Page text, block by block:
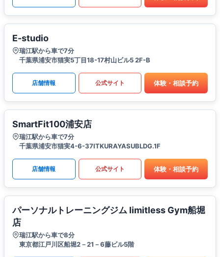
E-studio
瑞江駅から車で7分
千葉県浦安市猫実5丁目18-17村山ビル5 2F-B
店舗情報 公式サイト 体験・相談予約
SmartFit100浦安店
瑞江駅から車で7分
千葉県浦安市猫実4-6-37ITKURAYASUBLDG.1F
店舗情報 公式サイト 体験・相談予約
パーソナルトレーニングジム limitless Gym船堀
店
瑞江駅から車で8分
東京都江戸川区船堀2－21－6藤ビル5階